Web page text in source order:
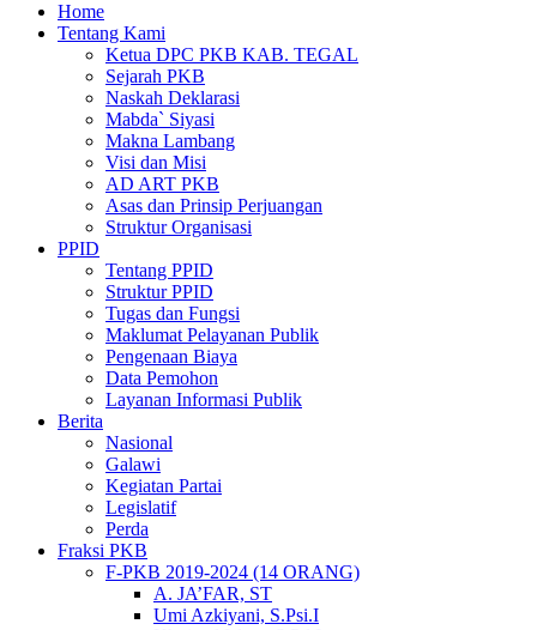
Home
Tentang Kami
Ketua DPC PKB KAB. TEGAL
Sejarah PKB
Naskah Deklarasi
Mabda` Siyasi
Makna Lambang
Visi dan Misi
AD ART PKB
Asas dan Prinsip Perjuangan
Struktur Organisasi
PPID
Tentang PPID
Struktur PPID
Tugas dan Fungsi
Maklumat Pelayanan Publik
Pengenaan Biaya
Data Pemohon
Layanan Informasi Publik
Berita
Nasional
Galawi
Kegiatan Partai
Legislatif
Perda
Fraksi PKB
F-PKB 2019-2024 (14 ORANG)
A. JA’FAR, ST
Umi Azkiyani, S.Psi.I